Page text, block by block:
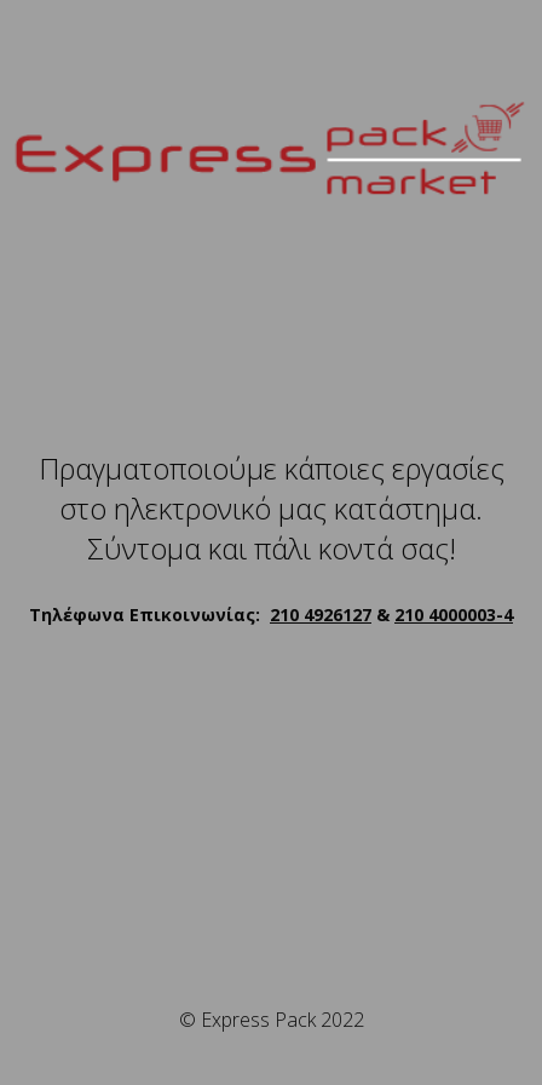
Πραγματοποιούμε κάποιες εργασίες
στο ηλεκτρονικό μας κατάστημα.
Σύντομα και πάλι κοντά σας!
Τηλέφωνα Επικοινωνίας: 210 4926127 & 210 4000003-4
© Express Pack 2022